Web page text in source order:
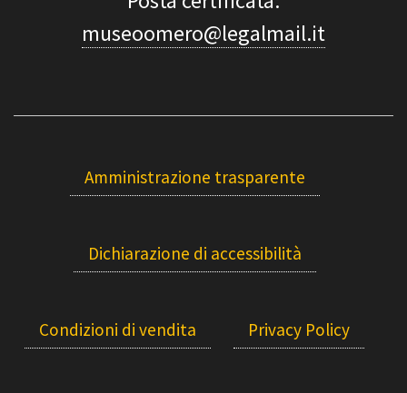
museoomero@legalmail.it
Amministrazione trasparente
Dichiarazione di accessibilità
Condizioni di vendita Privacy Policy